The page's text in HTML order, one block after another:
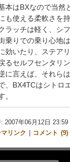
本はBXなので当然
も使える柔軟さを
ラッチは軽く、シ
乗りでの乗り心地
効いたり、ステア
るセルフセンタリ
に言えば、それら
、BX4TCはシトロ
。
: 2007年06月12日 23:59
リンク
コメント (9)